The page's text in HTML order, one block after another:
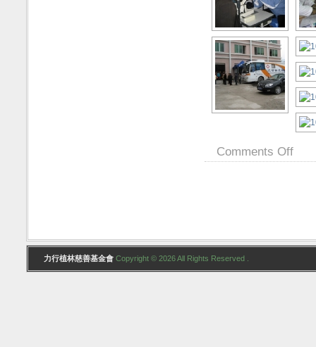
Comments Off
力行植林慈善基金會 Copyright © 2026 All Rights Reserved .